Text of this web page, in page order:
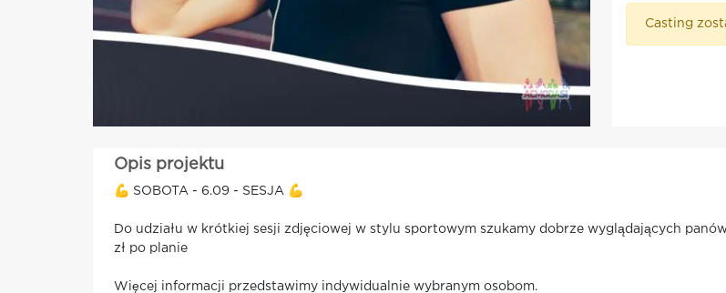
Casting
Opis projektu
💪 SOBOTA - 6.09 - SESJA 💪
Do udziału w krótkiej sesji zdjęciowej w stylu sportowym szukamy dobrze wyglądających
zł po planie
Więcej informacji przedstawimy indywidualnie wybranym osobom.